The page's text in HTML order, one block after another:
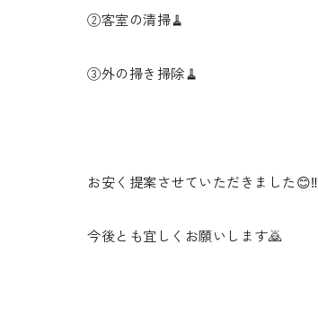
②客室の清掃🧹
③外の掃き掃除🧹
お安く提案させていただきました😊‼️
今後とも宜しくお願いします🙇